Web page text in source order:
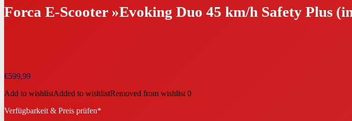
Forca E-Scooter »Evoking Duo 45 km/h Safety Plus
€599,99
Add to wishlistAdded to wishlistRemoved from wishlist 0
Verfügbarkeit & Preis prüfen*